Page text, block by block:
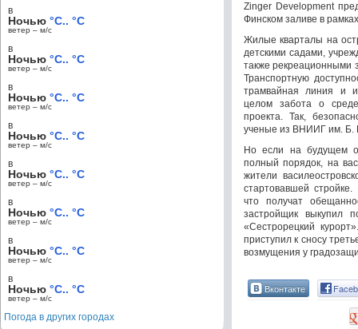
Zinger Development
Финском заливе в
Жилые кварталы на
детскими садами,
также рекреационными
Транспортную
трамвайная линия и
целом забота о
проекта. Так,
ученые из ВНИИГ им. Б.
Но если на будущем
полный порядок, на
жители
стартовавшей
что получат
застройщик выкупил
«Сестрорецкий
приступил к сносу
возмущения у
Вконтакте
в
Ночью °C.. °C
ветер – м/c
в
Ночью °C.. °C
ветер – м/c
в
Ночью °C.. °C
ветер – м/c
в
Ночью °C.. °C
ветер – м/c
в
Ночью °C.. °C
ветер – м/c
в
Ночью °C.. °C
ветер – м/c
в
Ночью °C.. °C
ветер – м/c
в
Ночью °C.. °C
ветер – м/c
Погода в других городах